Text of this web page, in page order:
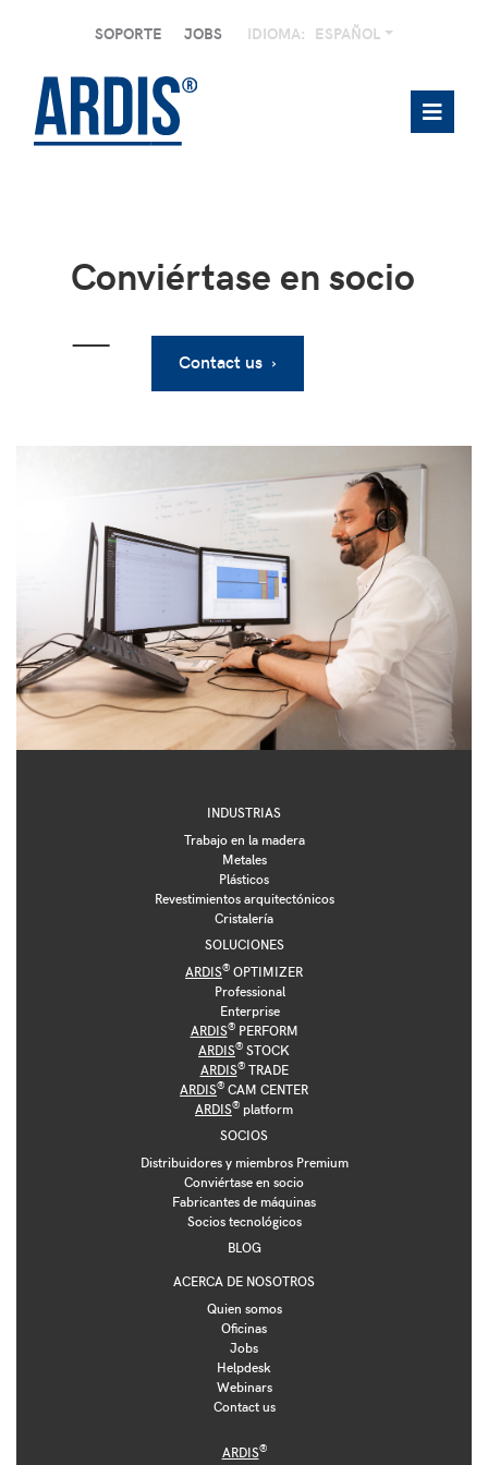
SOPORTE JOBS IDIOMA: ESPAÑOL
Conviértase en socio
—
Contact us ›
INDUSTRIAS
Trabajo en la madera
Metales
Plásticos
Revestimientos arquitectónicos
Cristalería
SOLUCIONES
ARDIS® OPTIMIZER
Professional
Enterprise
ARDIS®PERFORM
ARDIS® STOCK
ARDIS®TRADE
ARDIS® CAM CENTER
ARDIS® platform
SOCIOS
Distribuidores y miembros Premium
Conviértase en socio
Fabricantes de máquinas
Socios tecnológicos
BLOG
ACERCA DE NOSOTROS
Quien somos
Oficinas
Jobs
Helpdesk
Webinars
Contact us
ARDIS®